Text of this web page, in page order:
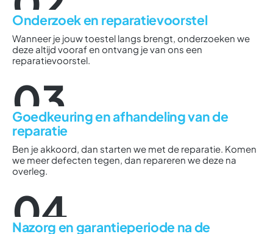
Onderzoek en reparatievoorstel
Wanneer je jouw toestel langs brengt, onderzoeken we
deze altijd vooraf en ontvang je van ons een
reparatievoorstel.
03
Goedkeuring en afhandeling van de
reparatie
Ben je akkoord, dan starten we met de reparatie. Komen
we meer defecten tegen, dan repareren we deze na
overleg.
04
Nazorg en garantieperiode na de